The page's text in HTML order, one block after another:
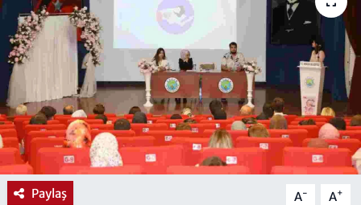
Paylaş A- A+